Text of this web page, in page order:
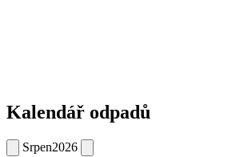
Kalendář odpadů
Srpen2026